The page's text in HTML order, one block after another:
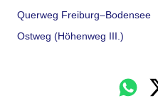
Querweg Freiburg–Bodensee
Ostweg (Höhenweg III.)